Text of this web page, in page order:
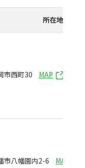
所在地
市西町30 MAP
市八幡園内2-6 MAP